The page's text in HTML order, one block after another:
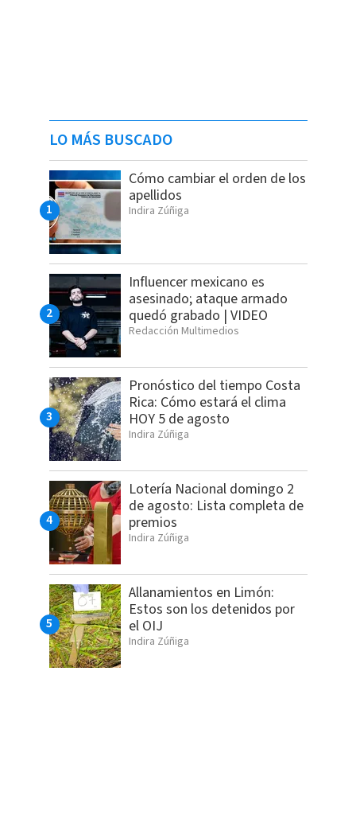
LO MÁS BUSCADO
Cómo cambiar el orden de los
apellidos
Indira Zúñiga
Influencer mexicano es
asesinado; ataque armado
quedó grabado | VIDEO
Redacción Multimedios
Pronóstico del tiempo Costa
Rica: Cómo estará el clima
HOY 5 de agosto
Indira Zúñiga
Lotería Nacional domingo 2
de agosto: Lista completa de
premios
Indira Zúñiga
Allanamientos en Limón:
Estos son los detenidos por
el OIJ
Indira Zúñiga